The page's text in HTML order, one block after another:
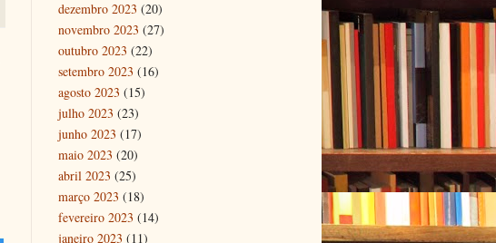
dezembro 2023 (20)
novembro 2023 (27)
outubro 2023 (22)
setembro 2023 (16)
agosto 2023 (15)
julho 2023 (23)
junho 2023 (17)
maio 2023 (20)
abril 2023 (25)
março 2023 (18)
fevereiro 2023 (14)
janeiro 2023 (11)